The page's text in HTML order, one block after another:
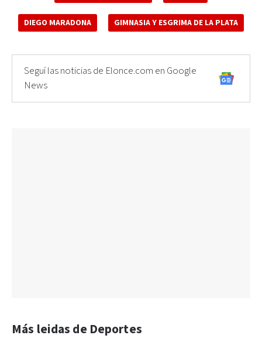
DIEGO MARADONA GIMNASIA Y ESGRIMA DE LA PLATA
Seguí las noticias de Elonce.com en Google
News
Más leidas de Deportes